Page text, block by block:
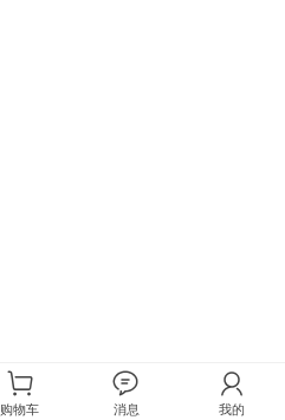
购物车 消息 我的